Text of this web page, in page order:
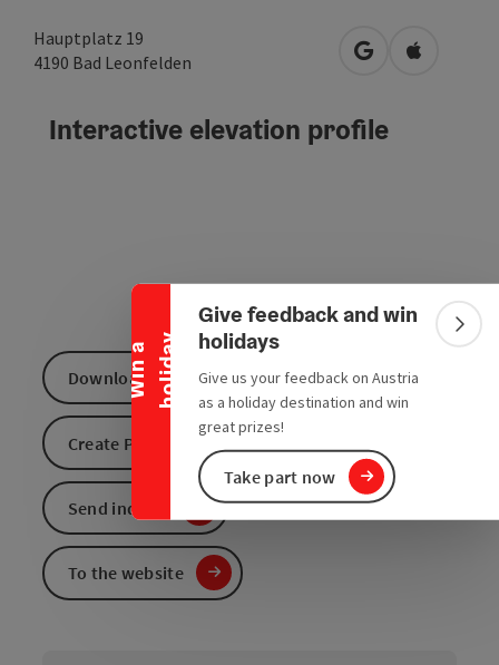
W
i
n
a
h
o
l
i
d
a y
Collapse banner
Give feedback and win
holidays
Give us your feedback on Austria
as a holiday destination and win
great prizes!
Take part now
Hauptplatz 19
4190 Bad Leonfelden open in Google
Open in
Interactive elevation profile
Download GPS data
Create PDF
Send inquiry
To the website